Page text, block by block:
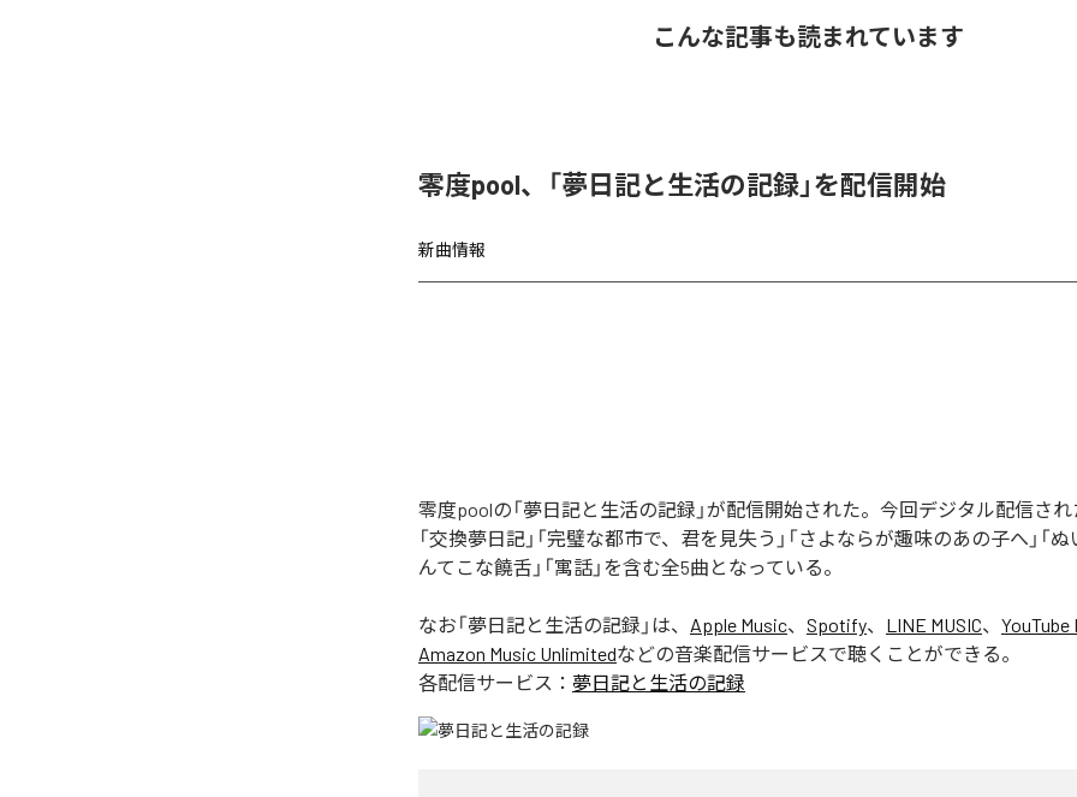
こんな記事も読まれています
零度pool、「夢日記と生活の記録」を配信開始
新曲情報
零度poolの「夢日記と生活の記録」が配信開始された。今回デジタル配信され
「交換夢日記」「完璧な都市で、君を見失う」「さよならが趣味のあの子へ」「
んてこな饒舌」「寓話」を含む全5曲となっている。
なお「夢日記と生活の記録 」は、 Apple Music、 Spotify、 LINE MUSIC、 YouTube
Amazon Music Unlimitedなどの音楽配信サービスで聴くことができる。
各配信サービス： 夢日記と生活の記録